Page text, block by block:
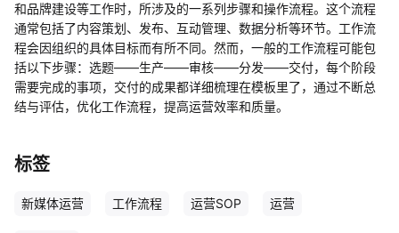
和品牌建设等工作时，所涉及的一系列步骤和操作流程。这个流程
通常包括了内容策划、发布、互动管理、数据分析等环节。工作流
程会因组织的具体目标而有所不同。然而，一般的工作流程可能包
括以下步骤：选题——生产——审核——分发——交付，每个阶段
需要完成的事项，交付的成果都详细梳理在模板里了，通过不断总
结与评估，优化工作流程，提高运营效率和质量。
标签
新媒体运营 工作流程 运营SOP 运营